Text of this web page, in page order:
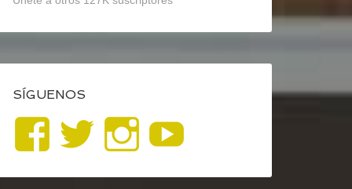
SÍGUENOS
Ver
perfil
Ver
perfil
Ver
perfil